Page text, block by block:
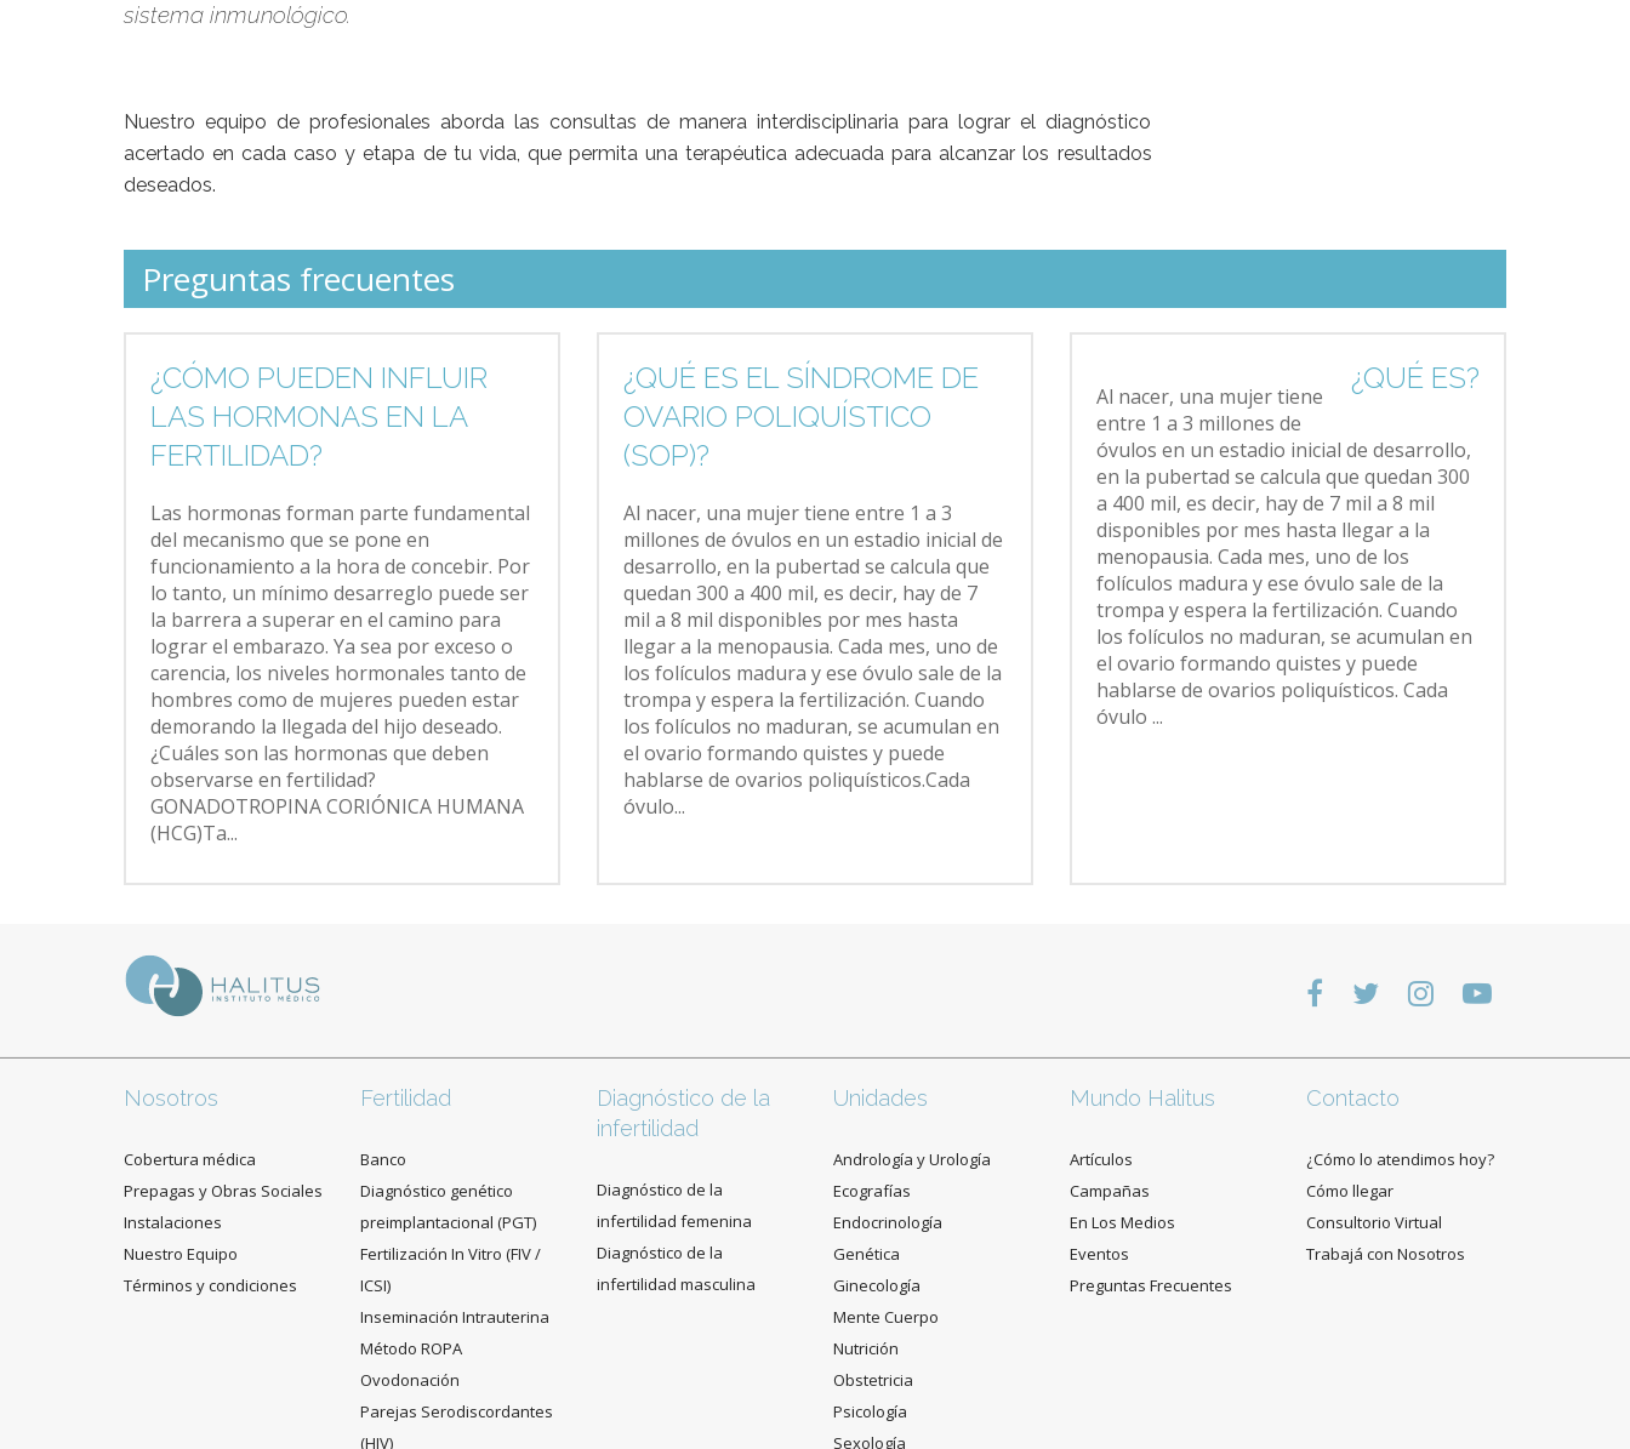
sistema inmunológico.
Nuestro equipo de profesionales aborda las consultas de manera interdisciplinaria para lograr el diagnóstico
acertado en cada caso y etapa de tu vida, que permita una terapéutica adecuada para alcanzar los resultados
deseados.
Preguntas frecuentes
¿CÓMO PUEDEN INFLUIR
LAS HORMONAS EN LA
FERTILIDAD?
Las hormonas forman parte fundamental
del mecanismo que se pone en
funcionamiento a la hora de concebir. Por
lo tanto, un mínimo desarreglo puede ser
la barrera a superar en el camino para
lograr el embarazo. Ya sea por exceso o
carencia, los niveles hormonales tanto de
hombres como de mujeres pueden estar
demorando la llegada del hijo deseado.
¿Cuáles son las hormonas que deben
observarse en fertilidad?
GONADOTROPINA CORIÓNICA HUMANA
(HCG)Ta...
¿QUÉ ES EL SÍNDROME DE
OVARIO POLIQUÍSTICO
(SOP)?
Al nacer, una mujer tiene entre 1 a 3
millones de óvulos en un estadio inicial de
desarrollo, en la pubertad se calcula que
quedan 300 a 400 mil, es decir, hay de 7
mil a 8 mil disponibles por mes hasta
llegar a la menopausia. Cada mes, uno de
los folículos madura y ese óvulo sale de la
trompa y espera la fertilización. Cuando
los folículos no maduran, se acumulan en
el ovario formando quistes y puede
hablarse de ovarios poliquísticos.Cada
óvulo...
¿QUÉ ES?
Al nacer, una mujer tiene
entre 1 a 3 millones de
óvulos en un estadio inicial de desarrollo,
en la pubertad se calcula que quedan 300
a 400 mil, es decir, hay de 7 mil a 8 mil
disponibles por mes hasta llegar a la
menopausia. Cada mes, uno de los
folículos madura y ese óvulo sale de la
trompa y espera la fertilización. Cuando
los folículos no maduran, se acumulan en
el ovario formando quistes y puede
hablarse de ovarios poliquísticos. Cada
óvulo ...
Nosotros
Cobertura médica
Prepagas y Obras Sociales
Instalaciones
Nuestro Equipo
Términos y condiciones
Fertilidad
Banco
Diagnóstico genético
preimplantacional (PGT)
Fertilización In Vitro (FIV /
ICSI)
Inseminación Intrauterina
Método ROPA
Ovodonación
Parejas Serodiscordantes
(HIV)
Diagnóstico de la
infertilidad
Diagnóstico de la
infertilidad femenina
Diagnóstico de la
infertilidad masculina
Unidades
Andrología y Urología
Ecografías
Endocrinología
Genética
Ginecología
Mente Cuerpo
Nutrición
Obstetricia
Psicología
Sexología
Mundo Halitus
Artículos
Campañas
En Los Medios
Eventos
Preguntas Frecuentes
Contacto
¿Cómo lo atendimos hoy?
Cómo llegar
Consultorio Virtual
Trabajá con Nosotros